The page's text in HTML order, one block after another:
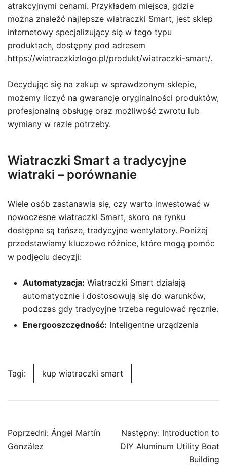
atrakcyjnymi cenami. Przykładem miejsca, gdzie
można znaleźć najlepsze wiatraczki Smart, jest sklep
internetowy specjalizujący się w tego typu
produktach, dostępny pod adresem
https://wiatraczkizlogo.pl/produkt/wiatraczki-smart/.
Decydując się na zakup w sprawdzonym sklepie,
możemy liczyć na gwarancję oryginalności produktów,
profesjonalną obsługę oraz możliwość zwrotu lub
wymiany w razie potrzeby.
Wiatraczki Smart a tradycyjne
wiatraki – porównanie
Wiele osób zastanawia się, czy warto inwestować w
nowoczesne wiatraczki Smart, skoro na rynku
dostępne są tańsze, tradycyjne wentylatory. Poniżej
przedstawiamy kluczowe różnice, które mogą pomóc
w podjęciu decyzji:
Automatyzacja: Wiatraczki Smart działają
automatycznie i dostosowują się do warunków,
podczas gdy tradycyjne trzeba regulować ręcznie.
Energooszczędność: Inteligentne urządzenia
Tagi: kup wiatraczki smart
Nawigacja
wpisu
Poprzedni: Ángel Martín
González
Następny: Introduction to
DIY Aluminum Utility Boat
Building